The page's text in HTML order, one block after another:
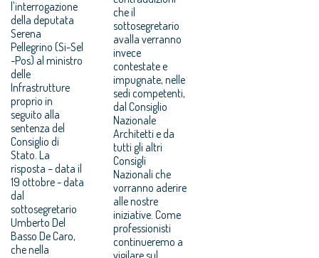
l'interrogazione
della deputata
Serena
Pellegrino (Si-Sel
-Pos) al ministro
delle
Infrastrutture
proprio in
seguito alla
sentenza del
Consiglio di
Stato. La
risposta – data il
19 ottobre - data
dal
sottosegretario
Umberto Del
Basso De Caro,
che nella
che il
sottosegretario
avalla verranno
invece
contestate e
impugnate, nelle
sedi competenti,
dal Consiglio
Nazionale
Architetti e da
tutti gli altri
Consigli
Nazionali che
vorranno aderire
alle nostre
iniziative. Come
professionisti
continueremo a
vigilare sul